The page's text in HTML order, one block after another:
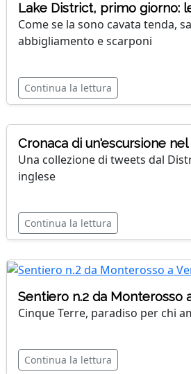
Lake District, primo giorno:
Come se la sono cavata tenda,
abbigliamento e scarponi
Continua la lettura
Cronaca di un'escursione
Una collezione di tweets dal
inglese
Continua la lettura
Sentiero n.2 da Monterosso
Cinque Terre, paradiso per chi
Continua la lettura